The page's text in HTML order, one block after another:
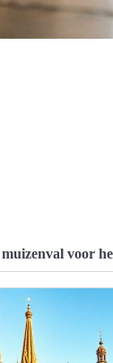
voor